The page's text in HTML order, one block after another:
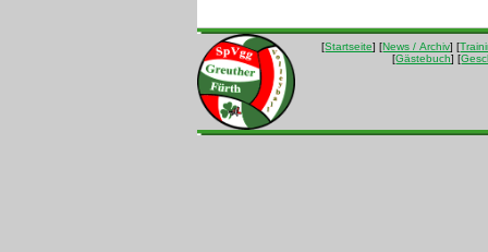
[Startseite] [News / Archiv] [
[Gästebuch] [